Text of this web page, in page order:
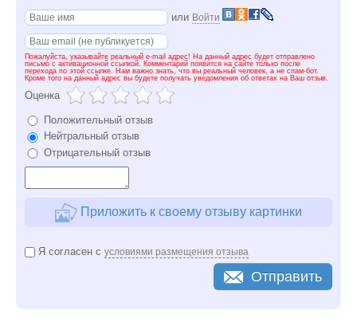
или Войти
Пожалуйста, указывайте реальный e-mail адрес! На данный адрес будет отправлено
письмо с активационной ссылкой. Комментарий появится на сайте только после
перехода по этой ссылке. Нам важно знать, что вы реальный человек, а не спам-бот.
Кроме того на данный адрес вы будете получать уведомления об ответах на Ваш отзыв.
Оценка
Положительный отзыв
Нейтральный отзыв
Отрицательный отзыв
Приложить к своему отзыву картинки
Я согласен с условиями размещения отзыва
Отправить